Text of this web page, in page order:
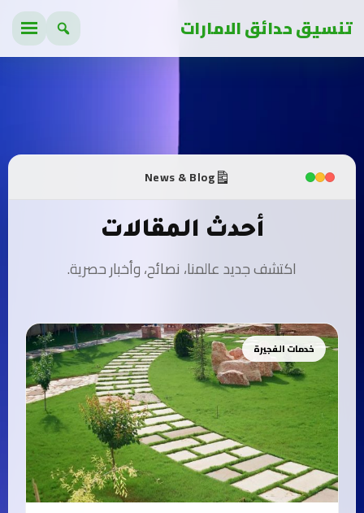
تنسيق حدائق الامارات
News & Blog
أحدث المقالات
اكتشف جديد عالمنا، نصائح، وأخبار حصرية.
خدمات الفجيرة